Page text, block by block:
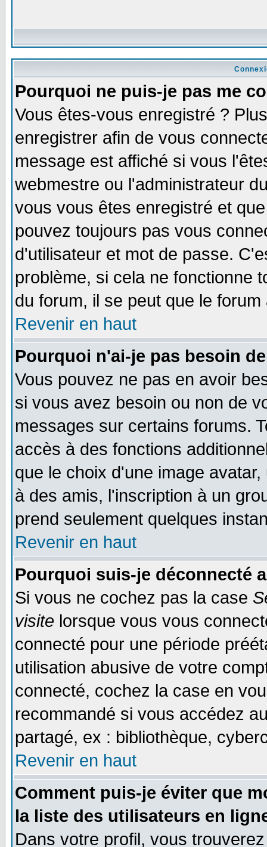
Pourquoi ne puis-je pas me
Vous êtes-vous enregistré ?
enregistrer afin de vous
message est affiché si vous
webmestre ou l'administrateur
vous vous êtes enregistré et
pouvez toujours pas vous
d'utilisateur et mot de passe.
problème, si cela ne fonctionne
du forum, il se peut que le
Revenir en haut
Pourquoi n'ai-je pas besoin
Vous pouvez ne pas en avoir
si vous avez besoin ou non de
messages sur certains forums.
accès à des fonctions
que le choix d'une image
à des amis, l'inscription à un
prend seulement quelques
Revenir en haut
Pourquoi suis-je déconnecté
Si vous ne cochez pas la case
visite lorsque vous vous
connecté pour une période
utilisation abusive de votre
connecté, cochez la case en
recommandé si vous accédez
partagé, ex : bibliothèque,
Revenir en haut
Comment puis-je éviter que
la liste des utilisateurs en
Dans votre profil, vous